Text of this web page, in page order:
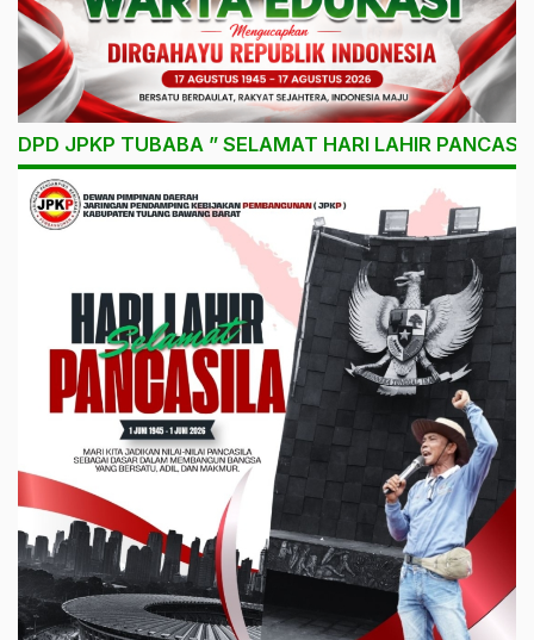
DPD JPKP TUBABA ” SELAMAT HARI LAHIR